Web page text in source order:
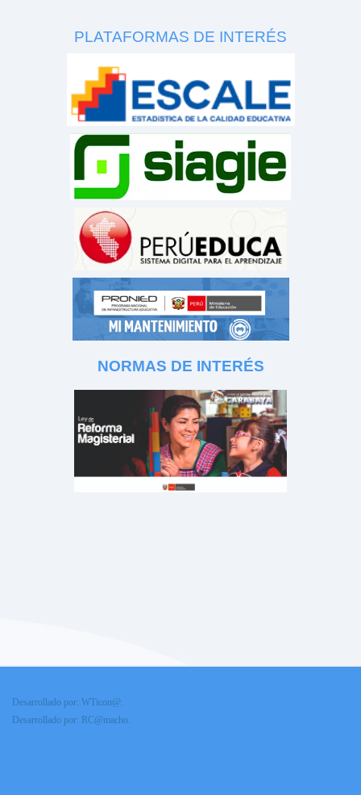
PLATAFORMAS DE INTERÉS
NORMAS DE INTERÉS
Desarrollado por: WTicon@.
Desarrollado por: RC@macho.